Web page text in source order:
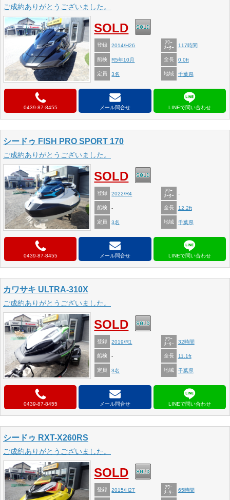
ご成約ありがとうございました。
SOLD
登録 2014/H26
ｱﾜｰ
ﾒｰﾀｰ
117時間
船検 R5年10月 全長 0.0ft
定員 3名 地域 千葉県
0439-87-8455 メール問合せ
シードゥ FISH PRO SPORT 170
ご成約ありがとうございました。
SOLD
登録 2022/R4
ｱﾜｰ
ﾒｰﾀｰ
-
船検 - 全長 12.2ft
定員 3名 地域 千葉県
0439-87-8455 メール問合せ
カワサキ ULTRA-310X
ご成約ありがとうございました。
SOLD
登録 2019/R1
ｱﾜｰ
ﾒｰﾀｰ
32時間
船検 - 全長 11.1ft
定員 3名 地域 千葉県
0439-87-8455 メール問合せ
シードゥ RXT-X260RS
ご成約ありがとうございました。
SOLD
登録 2015/H27
ｱﾜｰ
ﾒｰﾀｰ
65時間